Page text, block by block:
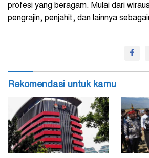
profesi yang beragam. Mulai dari
pengrajin, penjahit, dan lainnya
Rekomendasi untuk kamu